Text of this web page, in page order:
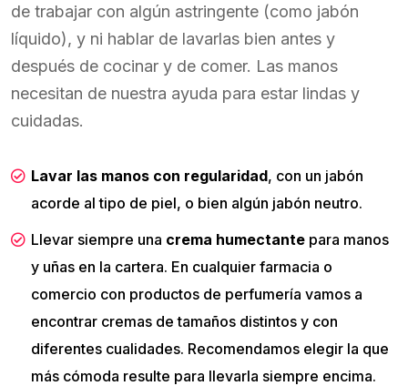
de trabajar con algún astringente (como jabón
líquido), y ni hablar de lavarlas bien antes y
después de cocinar y de comer. Las manos
necesitan de nuestra ayuda para estar lindas y
cuidadas.
Lavar las manos con regularidad, con un jabón
acorde al tipo de piel, o bien algún jabón neutro.
Llevar siempre una crema humectante para manos
y uñas en la cartera. En cualquier farmacia o
comercio con productos de perfumería vamos a
encontrar cremas de tamaños distintos y con
diferentes cualidades. Recomendamos elegir la que
más cómoda resulte para llevarla siempre encima.